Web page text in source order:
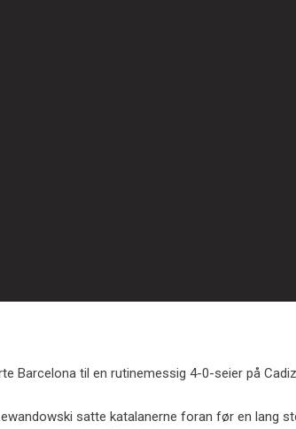
Barcelona til en rutinemessig 4-0-seier på
satte katalanerne foran før en lang